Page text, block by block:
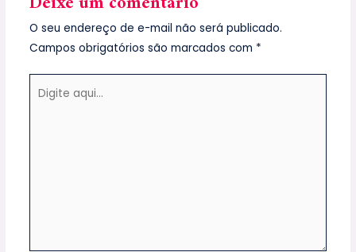
O seu endereço de e-mail não será publicado.
Campos obrigatórios são marcados com *